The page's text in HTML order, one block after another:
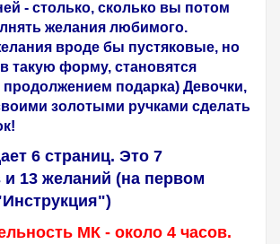
- столько, сколько вы потом
желания любимого.
вроде бы пустяковые, но
такую форму, становятся
подарка) Девочки,
золотыми ручками сделать
6 страниц. Это 7
и 13 желаний (на первом
МК - около 4 часов.